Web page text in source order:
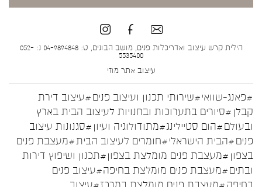
הילית קרש עיצוב ואדריכלות פנים, מושב הבונים, ט: 04-9894848 נ: 052-
5535400
עיצוב אתר מוזי
#פאנג-שוואי#שירותי תכנון ועיצוב פנים#עיצוב דירת
קבלן #סיורים בתערוכות ובחנויות לעיצוב הבית בארץ
ובעולם#הום סטיילינג#מתודולוגיה ועיון #סגנונות עיצוב
פנים#הבית הישראלי#חומרים לעיצוב הבית#מעצבת פנים
בצפון #מעצבת פנים מומלצת בצפון#תכנון ושיפוץ דירות
ובתים#מעצבת פנים מומלצת בחיפה#עיצוב פנים